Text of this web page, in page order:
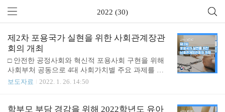
2022 (30)
제2차 포용국가 실현을 위한 사회관계장관
회의 개최
□ 안전한 공정사회와 혁신적 포용사회 구현을 위해
사회부처 공동으로 4대 사회가치별 주요 과제를 담
은 ｢2022년 사회정책방향｣ 수립 □ 국제적 멸종위기
획｣ 확정 교육부(부총리 겸 교육부장관 유은혜)는 1
보도자료 2022. 1. 26. 14:50
학부모 부담 경감을 위해 2022학년도 유아